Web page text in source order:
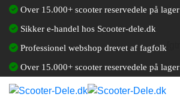
Fortsæt
indhold
Over 15.000+ scooter reservedele på lager
Sikker e-handel hos Scooter-dele.dk
Professionel webshop drevet af fagfolk
Over 15.000+ scooter reservedele på lager